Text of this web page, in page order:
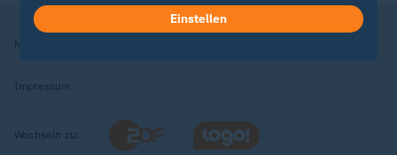
Nutzungsbedingungen
Impressum
Wechseln zu:
Hier findest du das Impressum.
Weitere Informationen findest du in unserer
Einstellen